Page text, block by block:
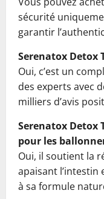
sécurité
garantir
Serenatox Detox
Oui, c’est un
des experts avec
milliers d’avis
Serenatox
pour les
Oui, il soutient la
apaisant l’intestin
à sa formule